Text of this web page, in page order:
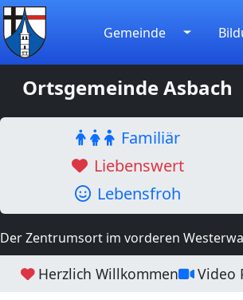
Gemeinde
Ortsgemeinde Asbach
Familiär
Liebenswert
Lebensfroh
Der Zentrumsort im vorderen
Herzlich Willkommen Video